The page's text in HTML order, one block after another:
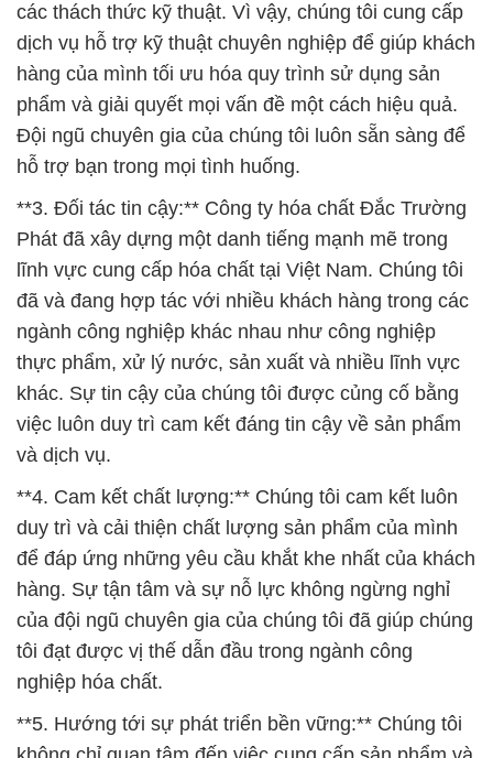
các thách thức kỹ thuật. Vì vậy, chúng tôi cung cấp
dịch vụ hỗ trợ kỹ thuật chuyên nghiệp để giúp khách
hàng của mình tối ưu hóa quy trình sử dụng sản
phẩm và giải quyết mọi vấn đề một cách hiệu quả.
Đội ngũ chuyên gia của chúng tôi luôn sẵn sàng để
hỗ trợ bạn trong mọi tình huống.
**3. Đối tác tin cậy:** Công ty hóa chất Đắc Trường
Phát đã xây dựng một danh tiếng mạnh mẽ trong
lĩnh vực cung cấp hóa chất tại Việt Nam. Chúng tôi
đã và đang hợp tác với nhiều khách hàng trong các
ngành công nghiệp khác nhau như công nghiệp
thực phẩm, xử lý nước, sản xuất và nhiều lĩnh vực
khác. Sự tin cậy của chúng tôi được củng cố bằng
việc luôn duy trì cam kết đáng tin cậy về sản phẩm
và dịch vụ.
**4. Cam kết chất lượng:** Chúng tôi cam kết luôn
duy trì và cải thiện chất lượng sản phẩm của mình
để đáp ứng những yêu cầu khắt khe nhất của khách
hàng. Sự tận tâm và sự nỗ lực không ngừng nghỉ
của đội ngũ chuyên gia của chúng tôi đã giúp chúng
tôi đạt được vị thế dẫn đầu trong ngành công
nghiệp hóa chất.
**5. Hướng tới sự phát triển bền vững:** Chúng tôi